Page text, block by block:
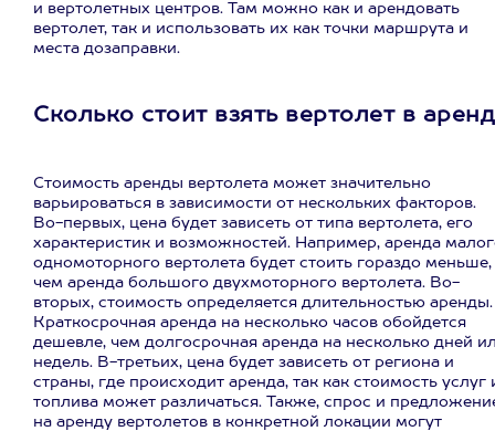
и вертолетных центров. Там можно как и арендовать
вертолет, так и использовать их как точки маршрута и
места дозаправки.
Сколько стоит взять вертолет в
Стоимость аренды вертолета может значительно
варьироваться в зависимости от нескольких факторов.
Во-первых, цена будет зависеть от типа вертолета, его
характеристик и возможностей. Например, аренда
одномоторного вертолета будет стоить гораздо меньше,
чем аренда большого двухмоторного вертолета. Во-
вторых, стоимость определяется длительностью аренды.
Краткосрочная аренда на несколько часов обойдется
дешевле, чем долгосрочная аренда на несколько дней
недель. В-третьих, цена будет зависеть от региона и
страны, где происходит аренда, так как стоимость услуг
топлива может различаться. Также, спрос и
на аренду вертолетов в конкретной локации могут